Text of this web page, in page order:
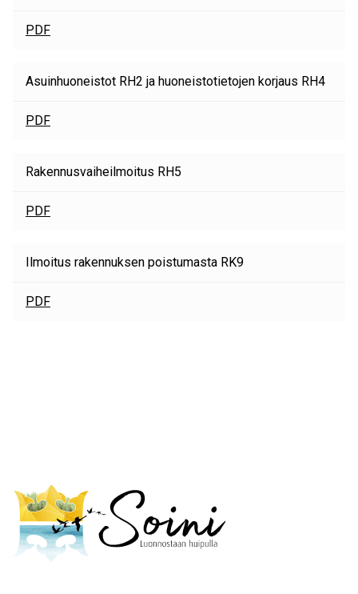
PDF
Asuinhuoneistot RH2 ja huoneistotietojen korjaus RH4
PDF
Rakennusvaiheilmoitus RH5
PDF
Ilmoitus rakennuksen poistumasta RK9
PDF